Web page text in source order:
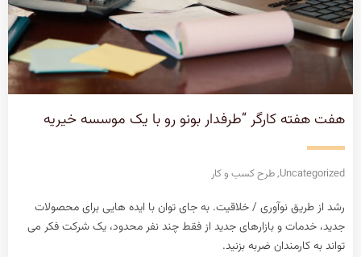
هفت هفته کارگر “طرفدار بونو رو با یک موسسه خیریه
Uncategorized
,طرح کسب و کار
رشد از طریق نوآوری / خلاقیت. به جای توان با ایده هایی برای محصولات
جدید، خدمات و بازارهای جدید از فقط چند نفر محدود، یک شرکت فکر می
تواند به کارمندان ضربه بزنید.